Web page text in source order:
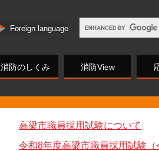
Foreign language
消防のしくみ 消防View
高梁市職員採用試験について
令和8年度高梁市職員採用試験（